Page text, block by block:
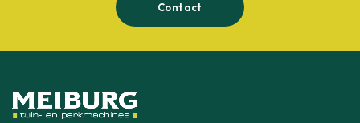
Contact